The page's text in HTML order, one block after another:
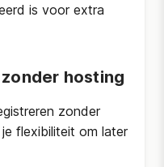
is voor extra
hosting
zonder
flexibiliteit om later